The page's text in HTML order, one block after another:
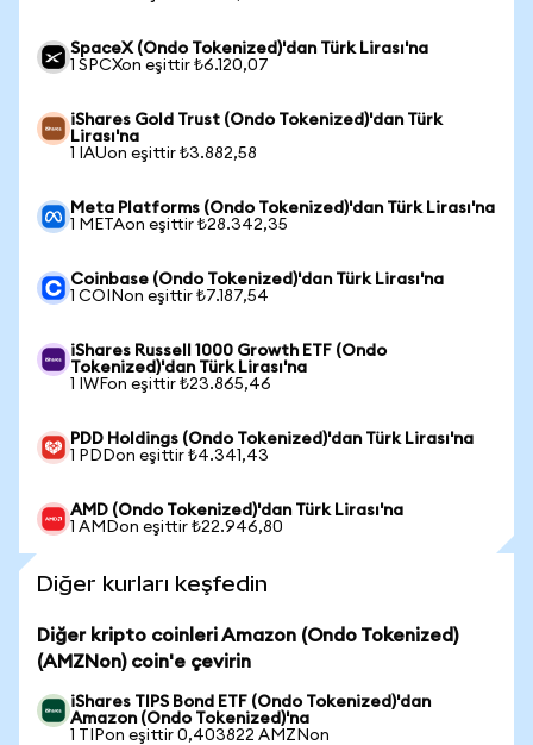
SpaceX (Ondo Tokenized)'dan Türk Lirası'na
1 SPCXon eşittir ₺6.120,07
iShares Gold Trust (Ondo Tokenized)'dan Türk
Lirası'na
1 IAUon eşittir ₺3.882,58
Meta Platforms (Ondo Tokenized)'dan Türk Lirası'na
1 METAon eşittir ₺28.342,35
Coinbase (Ondo Tokenized)'dan Türk Lirası'na
1 COINon eşittir ₺7.187,54
iShares Russell 1000 Growth ETF (Ondo
Tokenized)'dan Türk Lirası'na
1 IWFon eşittir ₺23.865,46
PDD Holdings (Ondo Tokenized)'dan Türk Lirası'na
1 PDDon eşittir ₺4.341,43
AMD (Ondo Tokenized)'dan Türk Lirası'na
1 AMDon eşittir ₺22.946,80
Diğer kurları keşfedin
Diğer kripto coinleri Amazon (Ondo Tokenized)
(AMZNon) coin'e çevirin
iShares TIPS Bond ETF (Ondo Tokenized)'dan
Amazon (Ondo Tokenized)'na
1 TIPon eşittir 0,403822 AMZNon